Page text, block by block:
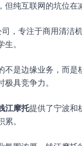
纯互联网的坑位在
，专注于商用清洁
。
不是边缘业务，而
具竞争力。
江摩托提供了宁波和
。